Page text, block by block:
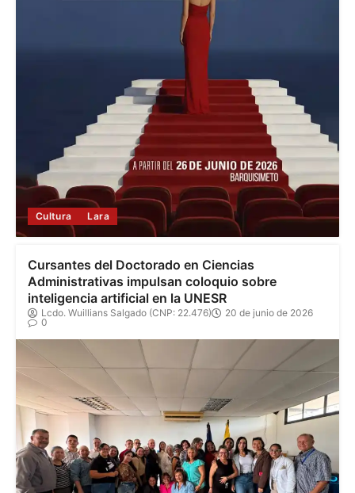
Cultura Lara
Cursantes del Doctorado en Ciencias
Administrativas impulsan coloquio sobre
inteligencia artificial en la UNESR
Lcdo. Wuillians Salgado (CNP: 22.476)
20 de junio de 2026
0